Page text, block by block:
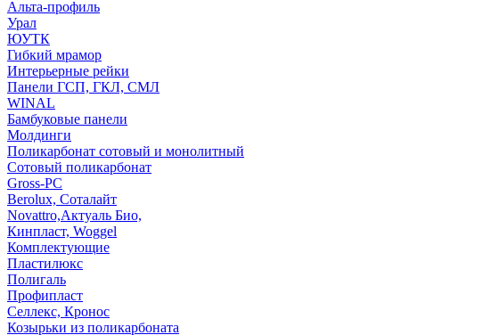
Альта-профиль
Урал
ЮУТК
Гибкий мрамор
Интерьерные рейки
Панели ГСП, ГКЛ, СМЛ
WINAL
Бамбуковые панели
Молдинги
Поликарбонат сотовый и монолитный
Сотовый поликарбонат
Gross-PC
Berolux, Соталайт
Novattro,Актуаль Био,
Кинпласт, Woggel
Комплектующие
Пластилюкс
Полигаль
Профипласт
Селлекс, Кронос
Козырьки из поликарбоната